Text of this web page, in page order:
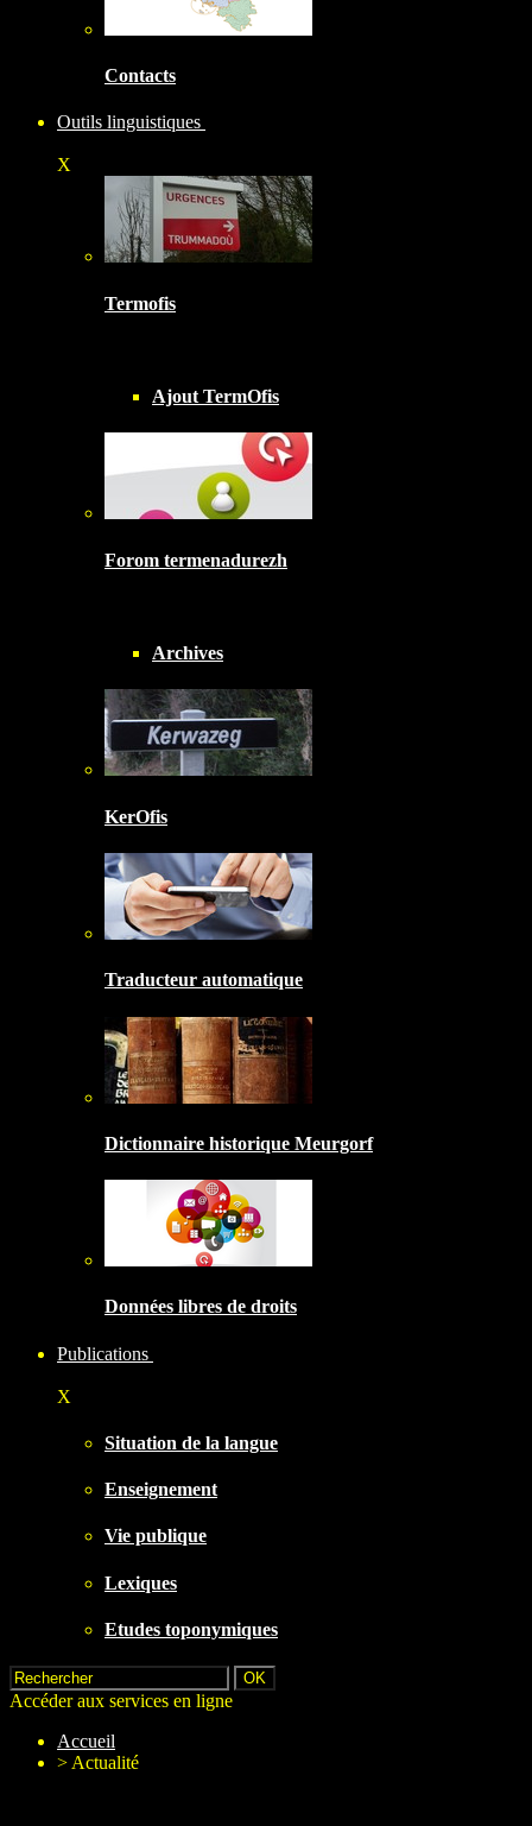
Contacts
Outils linguistiques
X
Termofis
Ajout TermOfis
Forom termenadurezh
Archives
KerOfis
Traducteur automatique
Dictionnaire historique Meurgorf
Données libres de droits
Publications
X
Situation de la langue
Enseignement
Vie publique
Lexiques
Etudes toponymiques
Accéder aux services en ligne
Accueil
> Actualité